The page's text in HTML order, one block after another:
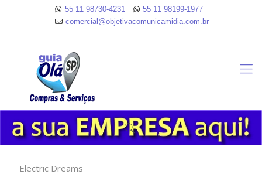
55 11 98730-4231
55 11 98199-1977
comercial@objetivacomunicamidia.com.br
Electric Dreams